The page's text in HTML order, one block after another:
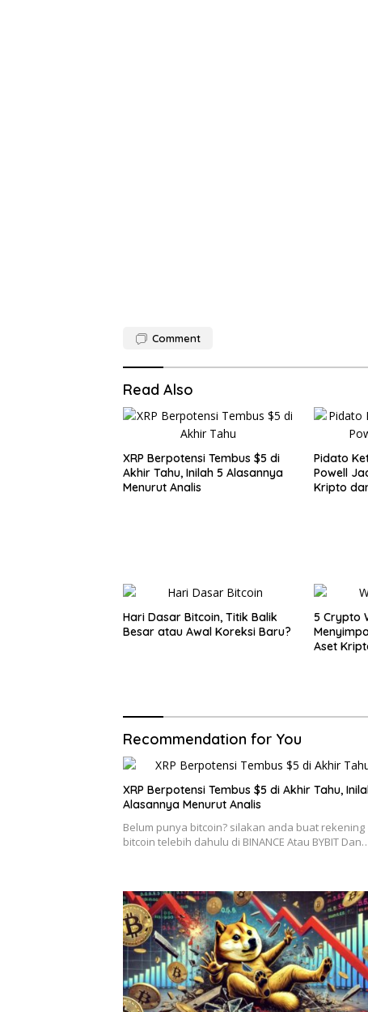
Comment
Read Also
XRP Berpotensi Tembus $5 di
Akhir Tahu, Inilah 5 Alasannya
Menurut Analis
Pidato
Powell
Kripto
Hari Dasar Bitcoin, Titik Balik
Besar atau Awal Koreksi Baru?
5 Crypto
Aset
Recommendation for You
XRP Berpotensi Tembus $5 di Akhir Tahu,
Alasannya Menurut Analis
Belum punya bitcoin? silakan anda buat rekening
bitcoin telebih dahulu di BINANCE Atau BYBIT